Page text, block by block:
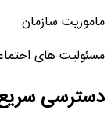
ماموریت سازمان
مسئولیت های
دسترسی